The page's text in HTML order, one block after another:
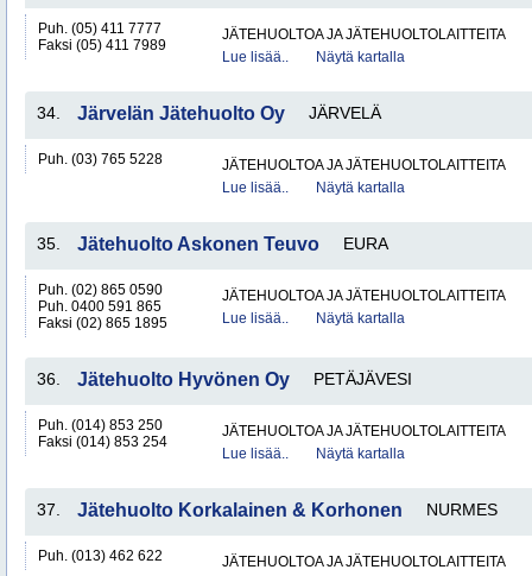
Puh. (05) 411 7777
Faksi (05) 411 7989
JÄTEHUOLTOA JA JÄTEHUOLTOLAITTEITA
Lue lisää..
Näytä kartalla
34. Järvelän Jätehuolto Oy JÄRVELÄ
Puh. (03) 765 5228
JÄTEHUOLTOA JA JÄTEHUOLTOLAITTEITA
Lue lisää..
Näytä kartalla
35. Jätehuolto Askonen Teuvo EURA
Puh. (02) 865 0590
Puh. 0400 591 865
Faksi (02) 865 1895
JÄTEHUOLTOA JA JÄTEHUOLTOLAITTEITA
Lue lisää..
Näytä kartalla
36. Jätehuolto Hyvönen Oy PETÄJÄVESI
Puh. (014) 853 250
Faksi (014) 853 254
JÄTEHUOLTOA JA JÄTEHUOLTOLAITTEITA
Lue lisää..
Näytä kartalla
37. Jätehuolto Korkalainen & Korhonen NURMES
Puh. (013) 462 622
JÄTEHUOLTOA JA JÄTEHUOLTOLAITTEITA